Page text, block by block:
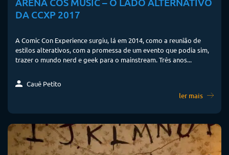
DA CCXP 2017
A Comic Con Experience surgiu, lá em 2014, como a reunião de
estilos alterativos, com a promessa de um evento que podia sim,
trazer o mundo nerd e geek para o mainstream. Três anos...
Cauê Petito
ler mais